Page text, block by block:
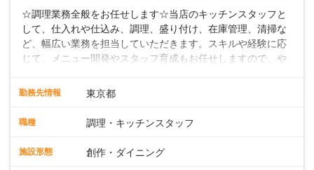
☆調理業務全般をお任せします☆当店のキッチンスタッフと
して、仕入れや仕込み、調理、盛り付け、在庫管理、清掃な
ど、幅広い業務を担当していただきます。スキルや経験に応
じて、メニュー開発やスタッフ育成もお任せしますので、や
アアップのチャンスが豊富に用意されています。 【Dam
もと、クラフトビールと共に楽しめるこだわりのフィッシュ
中東、アジアなどの多国籍エッセンスを取り入れたカジュア
勤務先情報 東京都
職種 調理・キッチンスタッフ
施設形態 創作・ダイニング